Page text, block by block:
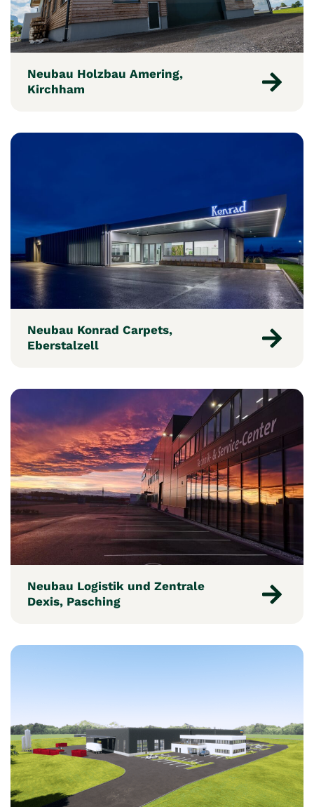
Neubau Holzbau Amering,
Kirchham
Neubau Konrad Carpets,
Eberstalzell
Neubau Logistik und Zentrale
Dexis, Pasching